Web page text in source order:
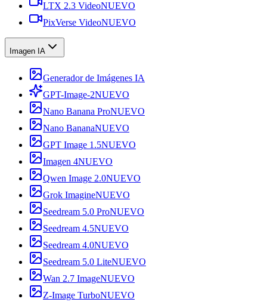
LTX 2.3 VideoNUEVO
PixVerse VideoNUEVO
Imagen IA
Generador de Imágenes IA
GPT-Image-2NUEVO
Nano Banana ProNUEVO
Nano BananaNUEVO
GPT Image 1.5NUEVO
Imagen 4NUEVO
Qwen Image 2.0NUEVO
Grok ImagineNUEVO
Seedream 5.0 ProNUEVO
Seedream 4.5NUEVO
Seedream 4.0NUEVO
Seedream 5.0 LiteNUEVO
Wan 2.7 ImageNUEVO
Z-Image TurboNUEVO